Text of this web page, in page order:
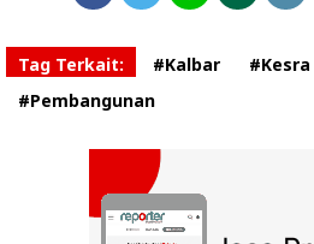
Tag Terkait: #Kalbar #Kesra
#Pembangunan